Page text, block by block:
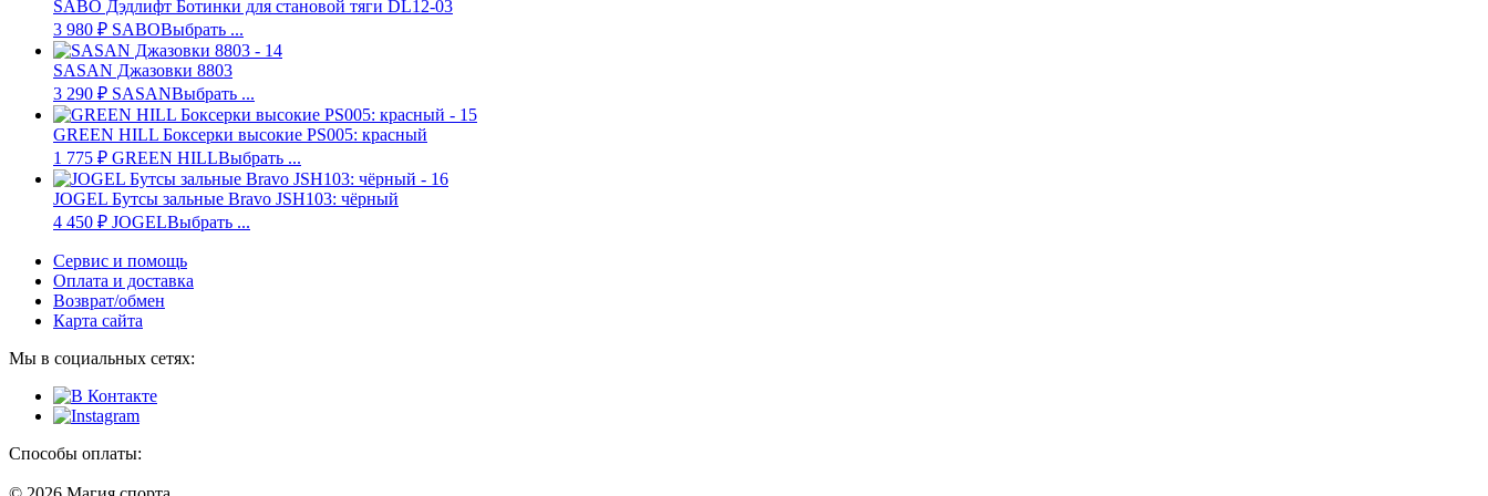
SABO Дэдлифт Ботинки для становой тяги DL12-03
3 980 ₽ SABOВыбрать ...
SASAN Джазовки 8803
3 290 ₽ SASANВыбрать ...
GREEN HILL Боксерки высокие PS005: красный
1 775 ₽ GREEN HILLВыбрать ...
JOGEL Бутсы зальные Bravo JSH103: чёрный
4 450 ₽ JOGELВыбрать ...
Сервис и помощь
Оплата и доставка
Возврат/обмен
Карта сайта
Мы в социальных сетях:
Способы оплаты: